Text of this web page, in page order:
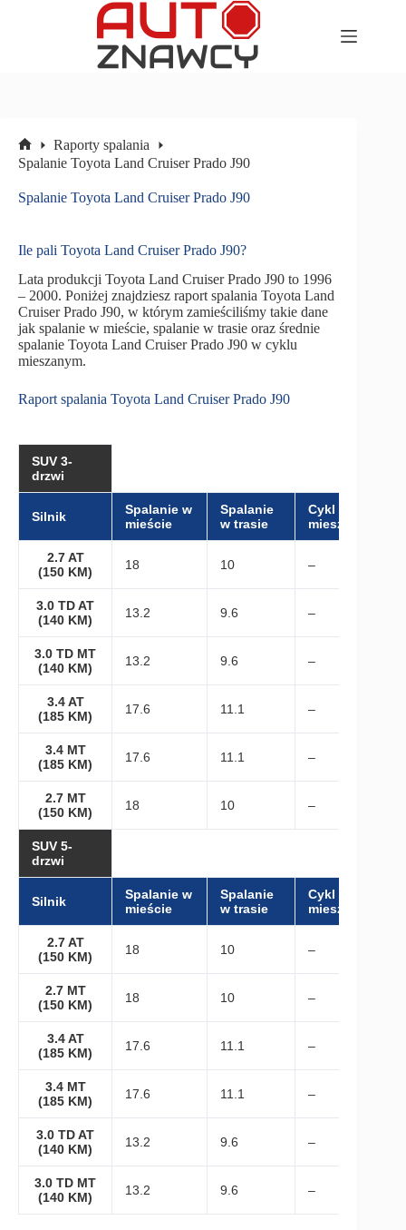
Strona
główna
Raporty spalania
Spalanie Toyota Land Cruiser Prado J90
Spalanie Toyota Land Cruiser Prado J90
Ile pali Toyota Land Cruiser Prado J90?
Lata produkcji Toyota Land Cruiser Prado J90 to 1996
– 2000. Poniżej znajdziesz raport spalania Toyota Land
Cruiser Prado J90, w którym zamieściliśmy takie dane
jak spalanie w mieście, spalanie w trasie oraz średnie
spalanie Toyota Land Cruiser Prado J90 w cyklu
mieszanym.
Raport spalania Toyota Land Cruiser Prado J90
SUV 3-
drzwi
Silnik
Spalanie w
mieście
Spalanie
w trasie
Cykl
mieszany
2.7 AT
(150 KM)
18 10 –
3.0 TD AT
(140 KM)
13.2 9.6 –
3.0 TD MT
(140 KM)
13.2 9.6 –
3.4 AT
(185 KM)
17.6 11.1 –
3.4 MT
(185 KM)
17.6 11.1 –
2.7 MT
(150 KM)
18 10 –
SUV 5-
drzwi
Silnik
Spalanie w
mieście
Spalanie
w trasie
Cykl
mieszany
2.7 AT
(150 KM)
18 10 –
2.7 MT
(150 KM)
18 10 –
3.4 AT
(185 KM)
17.6 11.1 –
3.4 MT
(185 KM)
17.6 11.1 –
3.0 TD AT
(140 KM)
13.2 9.6 –
3.0 TD MT
(140 KM)
13.2 9.6 –